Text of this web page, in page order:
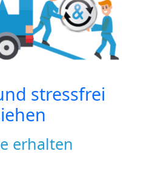
stressfrei
erhalten